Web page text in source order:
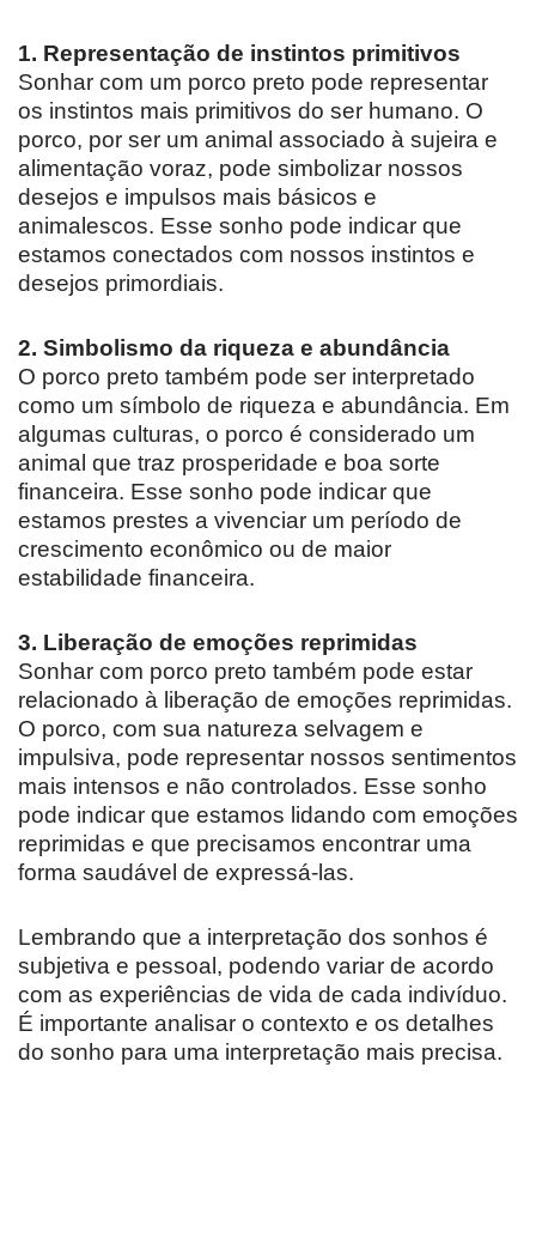
1. Representação de instintos primitivos
Sonhar com um porco preto pode representar
os instintos mais primitivos do ser humano. O
porco, por ser um animal associado à sujeira e
alimentação voraz, pode simbolizar nossos
desejos e impulsos mais básicos e
animalescos. Esse sonho pode indicar que
estamos conectados com nossos instintos e
desejos primordiais.
2. Simbolismo da riqueza e abundância
O porco preto também pode ser interpretado
como um símbolo de riqueza e abundância. Em
algumas culturas, o porco é considerado um
animal que traz prosperidade e boa sorte
financeira. Esse sonho pode indicar que
estamos prestes a vivenciar um período de
crescimento econômico ou de maior
estabilidade financeira.
3. Liberação de emoções reprimidas
Sonhar com porco preto também pode estar
relacionado à liberação de emoções reprimidas.
O porco, com sua natureza selvagem e
impulsiva, pode representar nossos sentimentos
mais intensos e não controlados. Esse sonho
pode indicar que estamos lidando com emoções
reprimidas e que precisamos encontrar uma
forma saudável de expressá-las.
Lembrando que a interpretação dos sonhos é
subjetiva e pessoal, podendo variar de acordo
com as experiências de vida de cada indivíduo.
É importante analisar o contexto e os detalhes
do sonho para uma interpretação mais precisa.